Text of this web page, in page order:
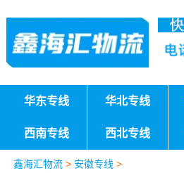
华东专线 华北专线
西南专线 西北专线
鑫海汇物流> 安徽专线 >